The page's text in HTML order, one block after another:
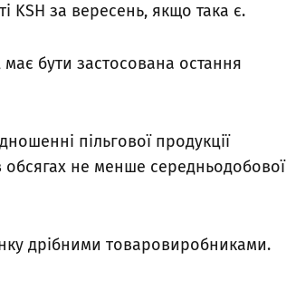
KSH за вересень, якщо така є.
бути застосована остання
пільгової продукції
обсягах не менше середньодобової
дрібними товаровиробниками.